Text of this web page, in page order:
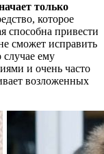
только
которое
способна привести
сможет исправить
ему
и очень часто
возложенных